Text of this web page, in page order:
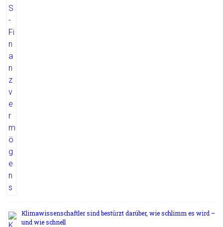
Klimawissenschaftler sind bestürzt darüber, wie schlimm es wird –
und wie schnell